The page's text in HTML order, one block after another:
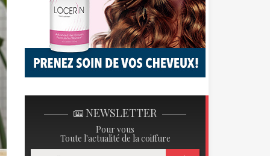
NEWSLETTER
Pour vous
Toute l'actualité de la coiffure